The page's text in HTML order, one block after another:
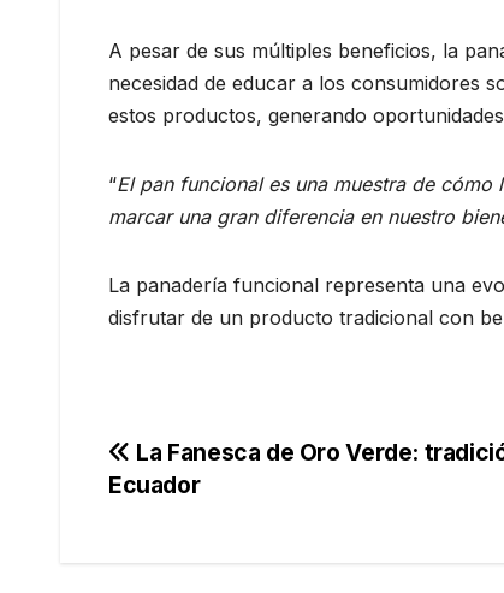
A pesar de sus múltiples beneficios, la
necesidad de educar a los consumidores
estos productos, generando
“El pan funcional es una muestra de
marcar una gran diferencia en nuestro
La panadería funcional representa una
disfrutar de un producto tradicional con
Navegación
La Fanesca de Oro Verde:
Ecuador